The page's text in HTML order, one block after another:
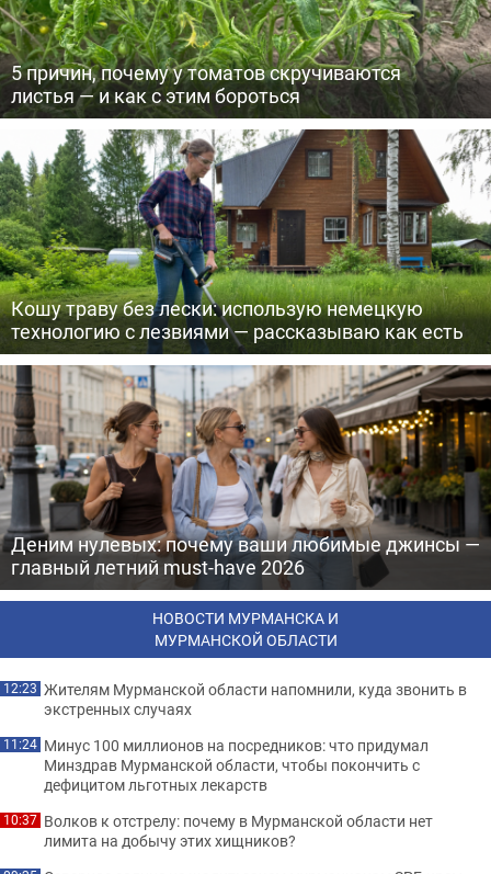
5 причин, почему у томатов скручиваются
листья — и как с этим бороться
Кошу траву без лески: использую немецкую
технологию с лезвиями — рассказываю как есть
Деним нулевых: почему ваши любимые джинсы —
главный летний must-have 2026
НОВОСТИ МУРМАНСКА И
МУРМАНСКОЙ ОБЛАСТИ
12:23 Жителям Мурманской области напомнили, куда звонить в
экстренных случаях
11:24 Минус 100 миллионов на посредников: что придумал
Минздрав Мурманской области, чтобы покончить с
дефицитом льготных лекарств
10:37 Волков к отстрелу: почему в Мурманской области нет
лимита на добычу этих хищников?